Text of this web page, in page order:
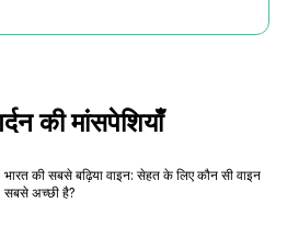
की मांसपेशियाँ
भारत की सबसे बढ़िया वाइन: सेहत के लिए कौन सी वाइन
सबसे अच्छी है?